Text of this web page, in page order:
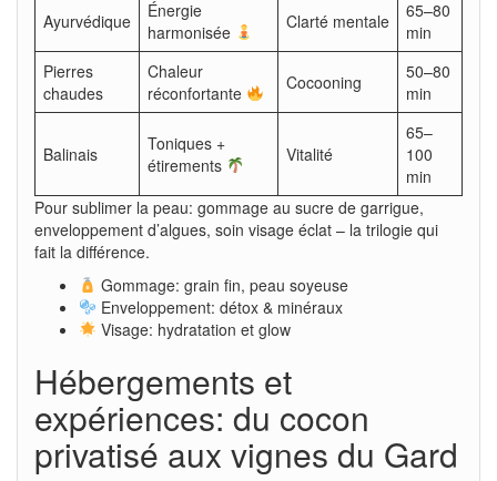
Ayurvédique
Énergie
harmonisée
Clarté mentale
65–80
min
Pierres
chaudes
Chaleur
réconfortante
Cocooning
50–80
min
Balinais
Toniques +
étirements
Vitalité
65–
100
min
Pour sublimer la peau: gommage au sucre de garrigue,
enveloppement d’algues, soin visage éclat – la trilogie qui
fait la différence.
Gommage: grain fin, peau soyeuse
Enveloppement: détox & minéraux
Visage: hydratation et glow
Hébergements et
expériences: du cocon
privatisé aux vignes du Gard